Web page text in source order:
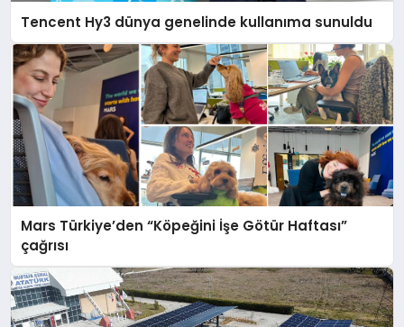
Tencent Hy3 dünya genelinde kullanıma sunuldu
Mars Türkiye’den “Köpeğini İşe Götür Haftası”
çağrısı